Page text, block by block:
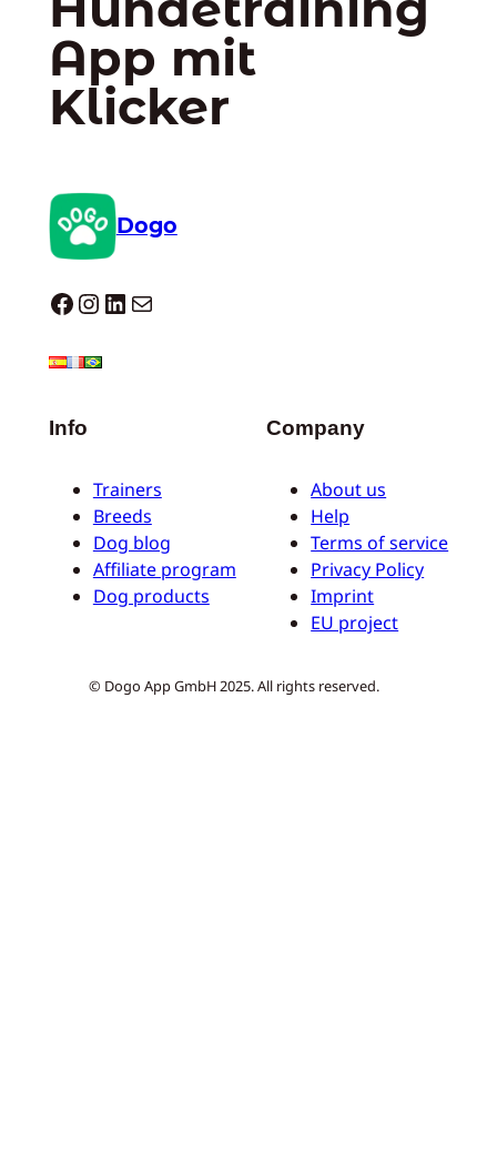
App mit
Klicker
Dogo
Dogo facebook InstagramLinkedIn E-Mail
Info
Trainers
Breeds
Dog blog
Affiliate program
Dog products
Company
About us
Help
Terms of service
Privacy Policy
Imprint
EU project
© Dogo App GmbH 2025. All rights reserved.